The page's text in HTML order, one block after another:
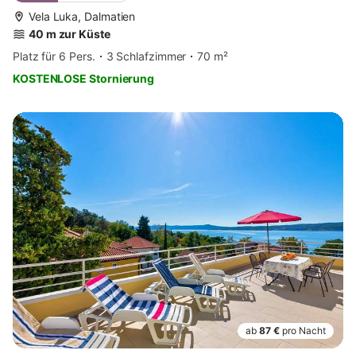
Vela Luka, Dalmatien
40 m zur Küste
Platz für 6 Pers.
3 Schlafzimmer
70 m²
KOSTENLOSE Stornierung
ab 87 € pro Nacht